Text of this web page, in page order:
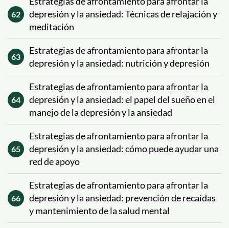
62
depresión y la ansiedad: Técnicas de relajación y
meditación
63
Estrategias de afrontamiento para afrontar la
depresión y la ansiedad: nutrición y depresión
64
Estrategias de afrontamiento para afrontar la
depresión y la ansiedad: el papel del sueño en el
manejo de la depresión y la ansiedad
65
Estrategias de afrontamiento para afrontar la
depresión y la ansiedad: cómo puede ayudar una
red de apoyo
66
Estrategias de afrontamiento para afrontar la
depresión y la ansiedad: prevención de recaídas
y mantenimiento de la salud mental